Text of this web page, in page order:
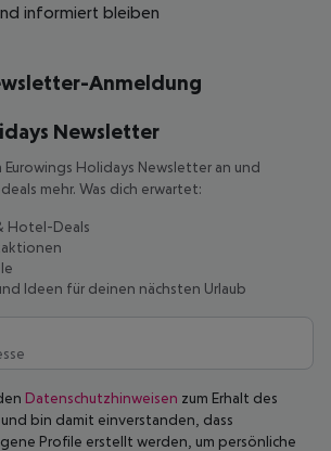
informiert bleiben
Anmeldung
Newsletter
Holidays Newsletter an und
mehr. Was dich erwartet:
Hotel-Deals
Ideen für deinen nächsten Urlaub
Datenschutzhinweisen zum Erhalt des
bin damit einverstanden, dass
Profile erstellt werden, um persönliche